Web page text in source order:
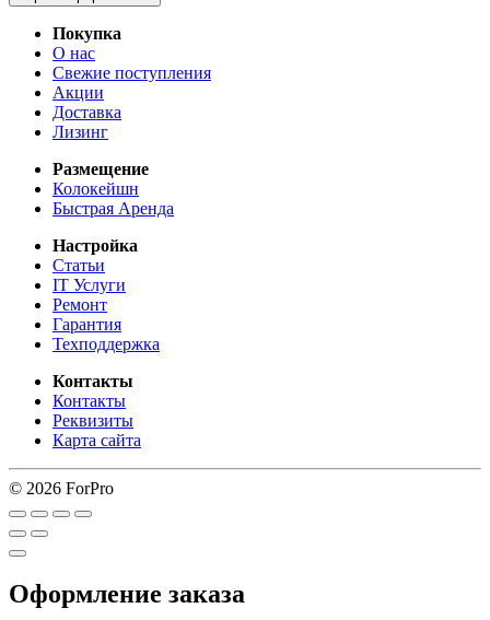
Покупка
О нас
Свежие поступления
Акции
Доставка
Лизинг
Размещение
Колокейшн
Быстрая Аренда
Настройка
Статьи
IT Услуги
Ремонт
Гарантия
Техподдержка
Контакты
Контакты
Реквизиты
Карта сайта
© 2026 ForPro
Оформление заказа